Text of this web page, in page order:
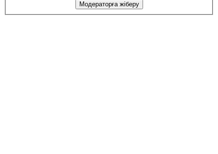
Модераторға жіберу